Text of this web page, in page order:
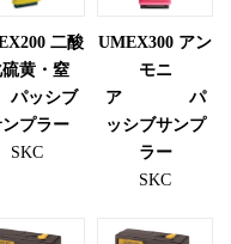
二酸
黄・窒
ッシブ
プラー
SKC
UMEX300 アン
モニ
ア パ
ッシブサンプ
ラー
SKC